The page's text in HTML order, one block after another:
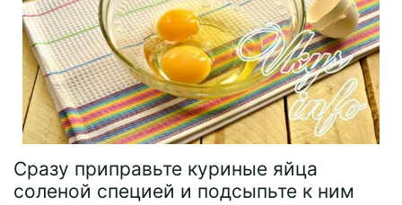
Сразу приправьте куриные яйца
соленой специей и подсыпьте к ним